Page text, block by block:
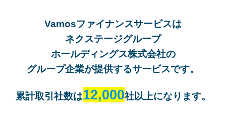
Vamosファイナンスサービスは
ネクステージグループ
ホールディングス株式会社の
グループ企業が提供するサービスです。
累計取引社数は12,000社以上になります。